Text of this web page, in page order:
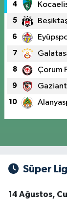
4
5
6
7
8 Çorum
9
10
Süper
14 Ağustos,